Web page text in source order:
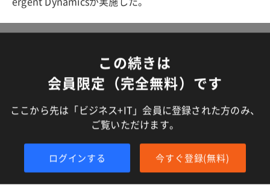
この続きは
会員限定（完全無料）です
ここから先は「ビジネス+IT」会員に登録された方のみ、
ご覧いただけます。
ログインする 今すぐ登録(無料)